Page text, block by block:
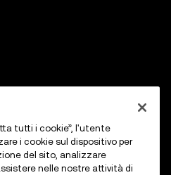
tutti i cookie”, l'utente
i cookie sul dispositivo per
del sito, analizzare
nelle nostre attività di